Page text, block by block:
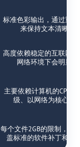
标准色彩输出，通过重
来保持文本清晰易
高度依赖稳定的互联网
网络环境下会明显
主要依赖计算机的CPU
级、以网络为核心的
每个文件2GB的限制，这
盖标准的软件补丁和驱